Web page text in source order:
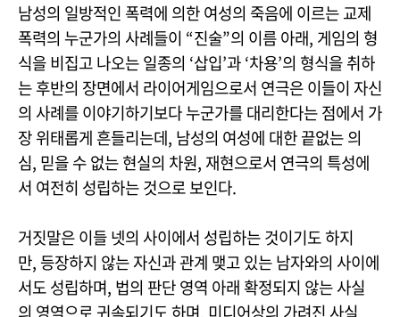
남성의 일방적인 폭력에 의한 여성의 죽음에 이르는 교제
폭력의 누군가의 사례들이 “진술”의 이름 아래, 게임의 형
식을 비집고 나오는 일종의 ‘삽입’과 ‘차용’의 형식을 취하
는 후반의 장면에서 라이어게임으로서 연극은 이들이 자신
의 사례를 이야기하기보다 누군가를 대리한다는 점에서 가
장 위태롭게 흔들리는데, 남성의 여성에 대한 끝없는 의
심, 믿을 수 없는 현실의 차원, 재현으로서 연극의 특성에
서 여전히 성립하는 것으로 보인다.
거짓말은 이들 넷의 사이에서 성립하는 것이기도 하지
만, 등장하지 않는 자신과 관계 맺고 있는 남자와의 사이에
서도 성립하며, 법의 판단 영역 아래 확정되지 않는 사실
의 영역으로 귀속되기도 하며, 미디어상의 가려진 사실